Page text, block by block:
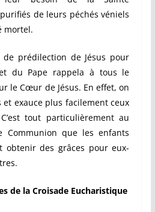
de leurs péchés véniels
mortel.
de prédilection de Jésus pour
du Pape rappela à tous le
le Cœur de Jésus. En effet, on
exauce plus facilement ceux
tout particulièrement au
Communion que les enfants
obtenir des grâces pour eux-
de la Croisade Eucharistique